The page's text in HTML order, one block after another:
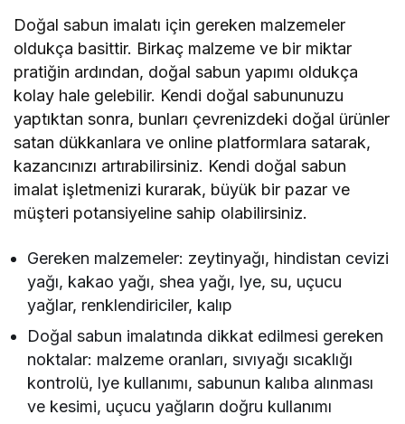
Doğal sabun imalatı için gereken malzemeler
oldukça basittir. Birkaç malzeme ve bir miktar
pratiğin ardından, doğal sabun yapımı oldukça
kolay hale gelebilir. Kendi doğal sabununuzu
yaptıktan sonra, bunları çevrenizdeki doğal ürünler
satan dükkanlara ve online platformlara satarak,
kazancınızı artırabilirsiniz. Kendi doğal sabun
imalat işletmenizi kurarak, büyük bir pazar ve
müşteri potansiyeline sahip olabilirsiniz.
Gereken malzemeler: zeytinyağı, hindistan cevizi
yağı, kakao yağı, shea yağı, lye, su, uçucu
yağlar, renklendiriciler, kalıp
Doğal sabun imalatında dikkat edilmesi gereken
noktalar: malzeme oranları, sıvıyağı sıcaklığı
kontrolü, lye kullanımı, sabunun kalıba alınması
ve kesimi, uçucu yağların doğru kullanımı